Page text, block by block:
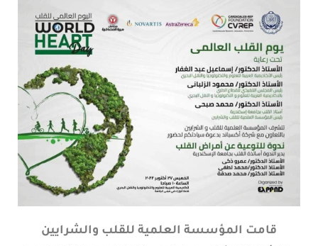
قامت المؤسسة العلمية للقلب والشرايين